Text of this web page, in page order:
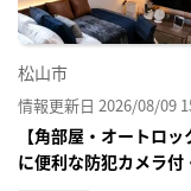
松山市
情報更新日 2026/08/09
【角部屋・オートロ
に便利な防犯カメラ付